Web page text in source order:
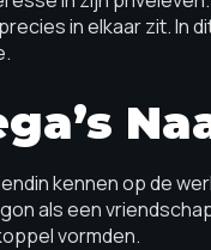
in elkaar zit. In
kennen op de
als een
vormden.